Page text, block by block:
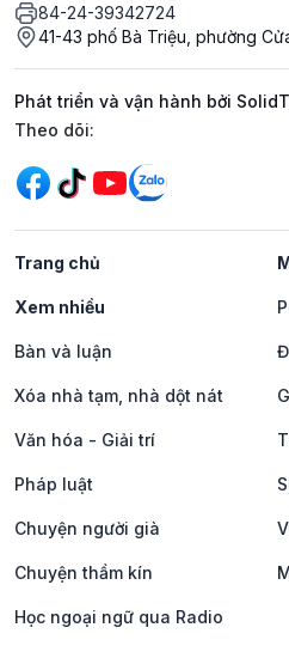
84-24-39342724
41-43 phố Bà Triệu, phường
Phát triển và vận hành bởi
Mạng xã hội
Theo dõi:
Trang chủ
Xem nhiều
Bàn và luận
Xóa nhà tạm, nhà dột nát
Văn hóa - Giải trí
Pháp luật
Chuyện người già
Chuyện thầm kín
Học ngoại ngữ qua Radio